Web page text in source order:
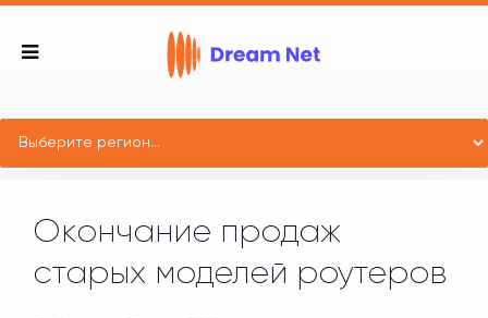
Окончание продаж
старых моделей роутеров